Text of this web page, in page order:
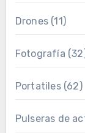
Drones(11)
Fotografía
Portatiles(62)
Pulseras de